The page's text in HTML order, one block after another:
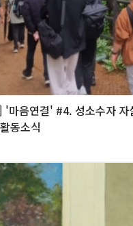
마음연결' #4. 성소수자 자
동소식